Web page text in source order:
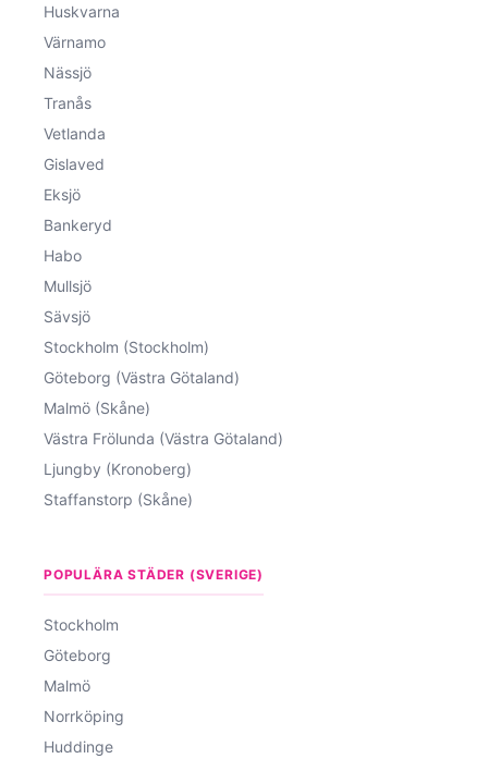
Huskvarna
Värnamo
Nässjö
Tranås
Vetlanda
Gislaved
Eksjö
Bankeryd
Habo
Mullsjö
Sävsjö
Stockholm (Stockholm)
Göteborg (Västra Götaland)
Malmö (Skåne)
Västra Frölunda (Västra Götaland)
Ljungby (Kronoberg)
Staffanstorp (Skåne)
POPULÄRA STÄDER (SVERIGE)
Stockholm
Göteborg
Malmö
Norrköping
Huddinge